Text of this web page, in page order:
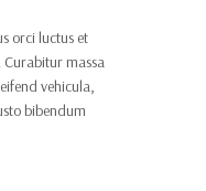
orci luctus et
massa
vehicula,
bibendum